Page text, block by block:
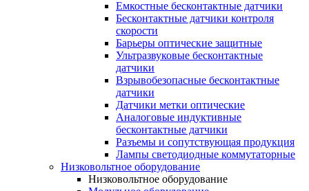
Емкостные бесконтактные датчики
Бесконтактные датчики контроля
скорости
Барьеры оптические защитные
Ультразвуковые бесконтактные
датчики
Взрывобезопасные бесконтактные
датчики
Датчики метки оптические
Аналоговые индуктивные
бесконтактные датчики
Разъемы и сопутствующая продукция
Лампы светодиодные коммутаторные
Низковольтное оборудование
Низковольтное оборудование